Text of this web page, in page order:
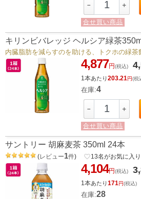
－ ＋
合せ買い商品
キリンビバレッジ ヘルシア緑茶
内臓脂肪を減らすのを助ける、トクホの緑茶
4,877円(税込)
1本あたり203.21円(税
在庫:4
－ ＋
合せ買い商品
サントリー 胡麻麦茶 350ml 24本
(レビュー1件) favorite_border13名がお気に入
4,104円(税込)
1本あたり171円(税込)
在庫:28